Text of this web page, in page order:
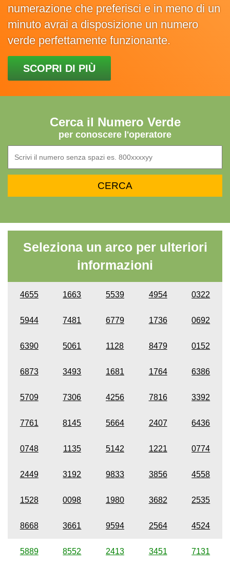
numerazione che preferisci e in meno di un
minuto avrai a disposizione un numero
verde perfettamente funzionante.
SCOPRI DI PIÙ
Cerca il Numero Verde
per conoscere l'operatore
Seleziona un arco per ulteriori
informazioni
4655 1663 5539 4954 0322
5944 7481 6779 1736 0692
6390 5061 1128 8479 0152
6873 3493 1681 1764 6386
5709 7306 4256 7816 3392
7761 8145 5664 2407 6436
0748 1135 5142 1221 0774
2449 3192 9833 3856 4558
1528 0098 1980 3682 2535
8668 3661 9594 2564 4524
5889 8552 2413 3451 7131